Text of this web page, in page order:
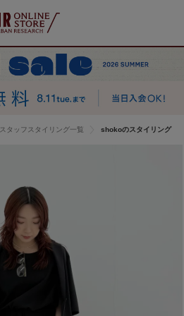
スタッフスタイリング一覧 shokoのスタイリング